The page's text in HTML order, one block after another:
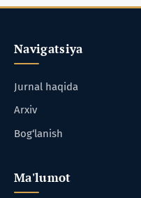
Navigatsiya
Jurnal haqida
Arxiv
Bog‘lanish
Ma'lumot